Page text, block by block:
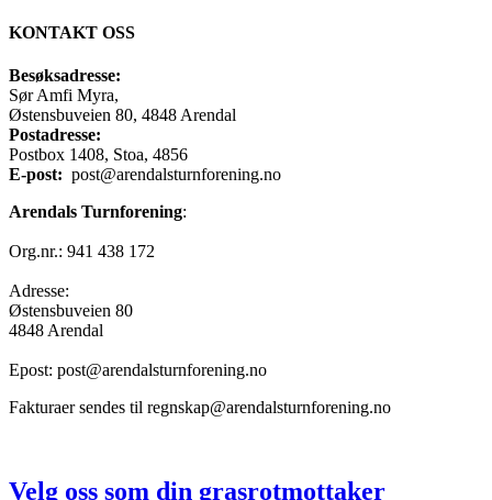
KONTAKT OSS
Besøksadresse:
Sør Amfi Myra,
Østensbuveien 80, 4848 Arendal
Postadresse:
Postbox 1408, Stoa, 4856
E-post: post@arendalsturnforening.no
Arendals Turnforening:
Org.nr.: 941 438 172
Adresse:
Østensbuveien 80
4848 Arendal
Epost: post@arendalsturnforening.no
Fakturaer sendes til regnskap@arendalsturnforening.no
Velg oss som din grasrotmottaker